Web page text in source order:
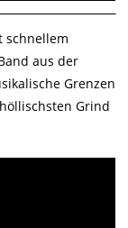
schnellem
aus der
Grenzen
Grind